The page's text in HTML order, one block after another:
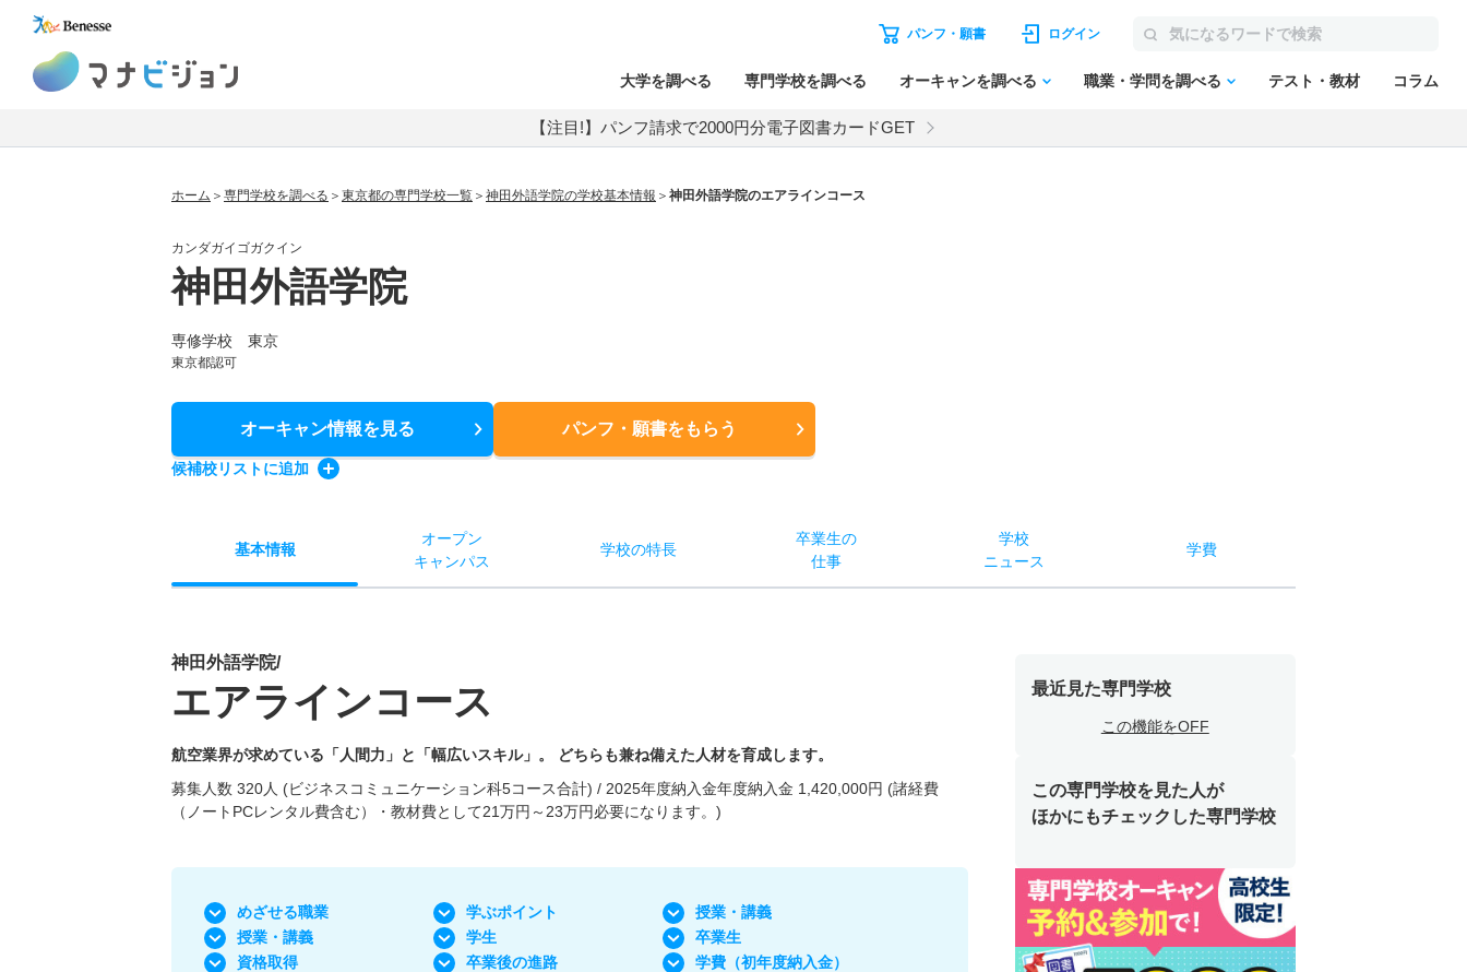
パンフ・願書 ログイン
大学を調べる 専門学校を調べる オーキャンを調べる 職業・学問を調べる テスト・教材 コラム
【注目!】パンフ請求で2000円分電子図書カードGET
ホーム 専門学校を調べる 東京都の専門学校一覧 神田外語学院の学校基本情報 神田外語学院のエアラインコース
カンダガイゴガクイン
神田外語学院
専修学校 東京
東京都認可
オーキャン情報を見る パンフ・願書をもらう
候補校リストに追加
基本情報
オープン
キャンパス
学校の特長
卒業生の
仕事
学校
ニュース
学費
神田外語学院/
エアラインコース
航空業界が求めている「人間力」と「幅広いスキル」。 どちらも兼ね備えた人材を育成します。
募集人数 320人 (ビジネスコミュニケーション科5コース合計) / 2025年度納入金年度納入金 1,420,000円 (諸経費
（ノートPCレンタル費含む）・教材費として21万円～23万円必要になります。)
めざせる職業 学ぶポイント
授業・講義
授業・講義
学生
卒業生
資格取得
卒業後の進路 学費 （初年度納入金）
最近見た専門学校
この機能をOFF
この専門学校を見た人が
ほかにもチェックした専門学校